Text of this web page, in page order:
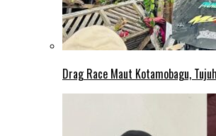
Drag Race Maut Kotamobagu,